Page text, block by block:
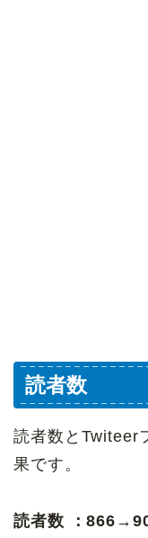
読者数
読者数とTwiteer
果です。
読者数 ：